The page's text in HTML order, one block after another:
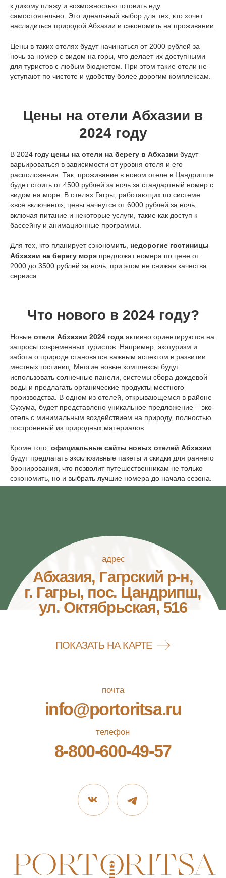
к дикому пляжу и возможностью готовить еду
самостоятельно. Это идеальный выбор для тех, кто хочет
насладиться природой Абхазии и сэкономить на проживании.
Цены в таких отелях будут начинаться от 2000 рублей за
ночь за номер с видом на горы, что делает их доступными
для туристов с любым бюджетом. При этом такие отели не
уступают по чистоте и удобству более дорогим комплексам.
Цены на отели Абхазии в
2024 году
В 2024 году цены на отели на берегу в Абхазии будут
варьироваться в зависимости от уровня отеля и его
расположения. Так, проживание в новом отеле в Цандрипше
будет стоить от 4500 рублей за ночь за стандартный номер с
видом на море. В отелях Гагры, работающих по системе
«все включено», цены начнутся от 6000 рублей за ночь,
включая питание и некоторые услуги, такие как доступ к
бассейну и анимационные программы.
Для тех, кто планирует сэкономить, недорогие гостиницы
Абхазии на берегу моря предложат номера по цене от
2000 до 3500 рублей за ночь, при этом не снижая качества
сервиса.
Что нового в 2024 году?
Новые отели Абхазии 2024 года активно ориентируются на
запросы современных туристов. Например, экотуризм и
забота о природе становятся важным аспектом в развитии
местных гостиниц. Многие новые комплексы будут
использовать солнечные панели, системы сбора дождевой
воды и предлагать органические продукты местного
производства. В одном из отелей, открывающемся в районе
Сухума, будет представлено уникальное предложение – эко-
отель с минимальным воздействием на природу, полностью
построенный из природных материалов.
Кроме того, официальные сайты новых отелей Абхазии
будут предлагать эксклюзивные пакеты и скидки для раннего
бронирования, что позволит путешественникам не только
сэкономить, но и выбрать лучшие номера до начала сезона.
ПОЛИТИКА ОБРАБОТКИ
ПЕРСОНАЛЬНЫХ ДАННЫХ
©2026. PORTORITSA.
адрес
Абхазия, Гагрский р-н,
г. Гагры, пос.Цандрипш,
ул. Октябрьская, 516
телефон
8-800-600-49-57
РАЗРАБОТКА САЙТА
ПОКАЗАТЬ НА КАРТЕ